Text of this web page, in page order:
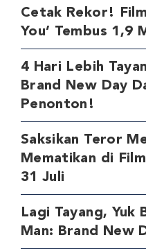
Cetak Rekor!
You’ Tembus 1,9
4 Hari Lebih
Brand New Day
Penonton!
Saksikan Teror
Mematikan di
31 Juli
Lagi Tayang, Yuk
Man: Brand New